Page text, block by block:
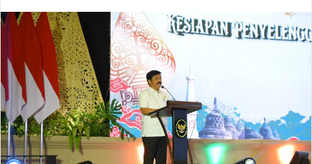
email